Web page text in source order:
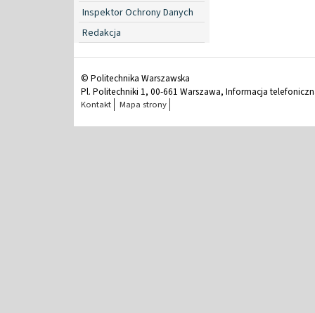
Inspektor Ochrony Danych
Redakcja
© Politechnika Warszawska
Pl. Politechniki 1, 00-661 Warszawa, Informacja
Kontakt Mapa strony